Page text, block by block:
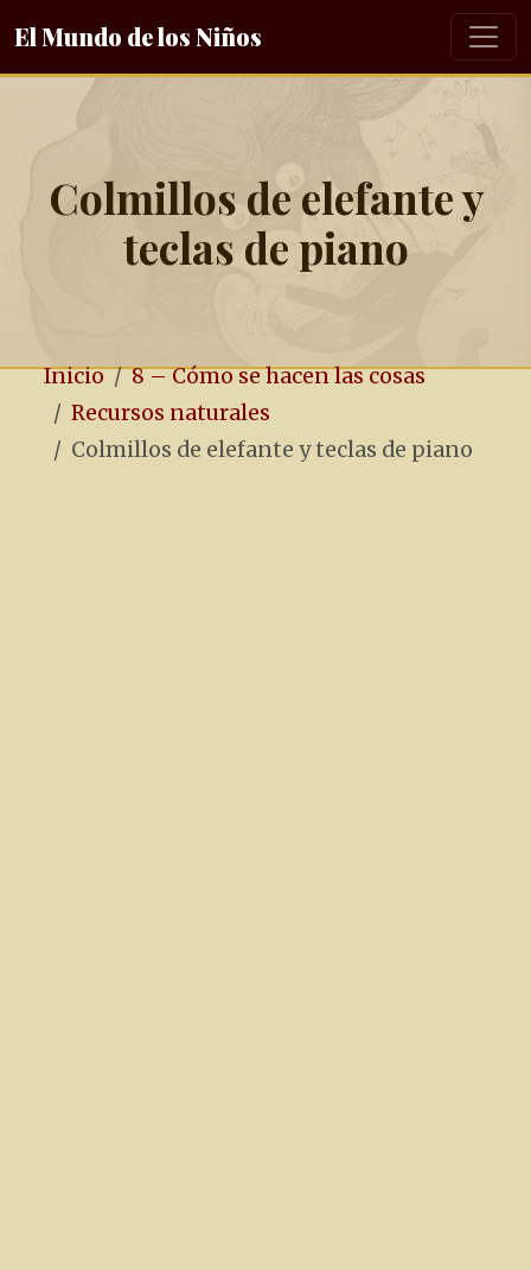
El Mundo de los Niños
Colmillos de elefante y
teclas de piano
Inicio
8 – Cómo se hacen las cosas
Recursos naturales
Colmillos de elefante y teclas de piano